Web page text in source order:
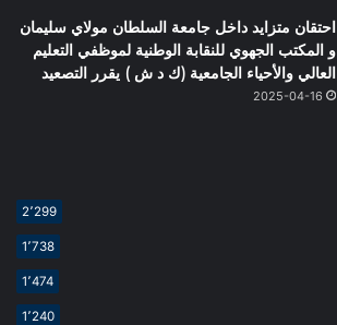
احتقان متزايد داخل جامعة السلطان مولاي سليمان
و المكتب الجهوي للنقابة الوطنية لموظفي التعليم
العالي والأحياء الجامعية (ك د ش ) يقرر التصعيد
2025-04-16
2٬299
1٬738
1٬474
1٬240